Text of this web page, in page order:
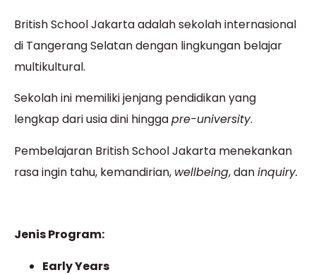
British School Jakarta adalah sekolah internasional
di Tangerang Selatan dengan lingkungan belajar
multikultural.
Sekolah ini memiliki jenjang pendidikan yang
lengkap dari usia dini hinggapre-university.
Pembelajaran British School Jakarta menekankan
rasa ingin tahu, kemandirian, wellbeing, daninquiry.
Jenis Program:
Early Years